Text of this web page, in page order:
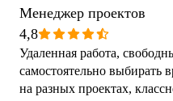
Менеджер проектов
4,8
Удаленная работа,
самостоятельно выбирать
на разных проектах,